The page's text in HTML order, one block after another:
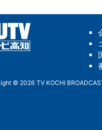
© 2026 TV KOCHI